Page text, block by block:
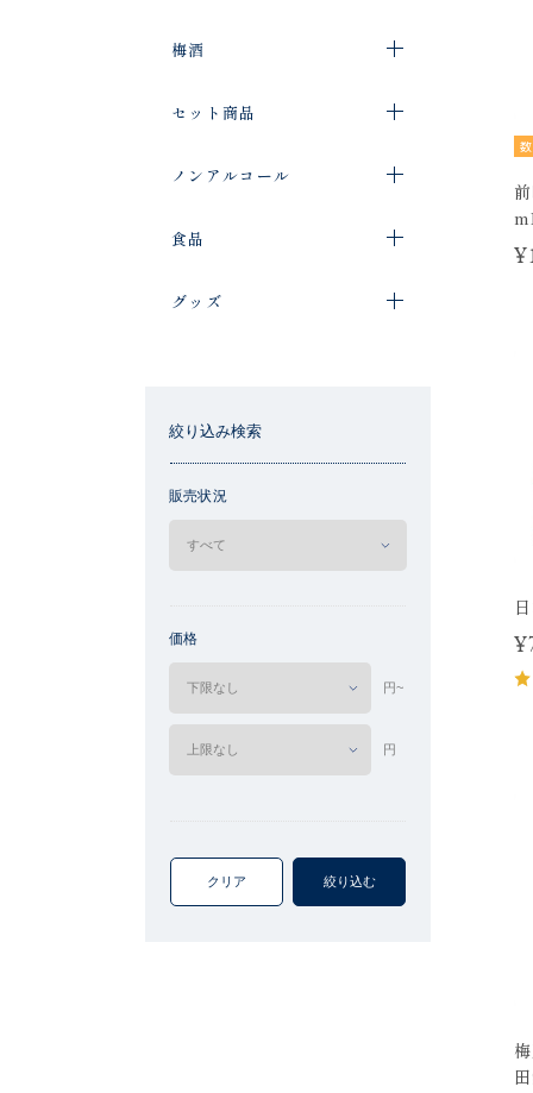
梅酒
セット商品
ノンアルコール
食品
グッズ
絞り込み検索
販売状況
価格
円~
円
クリア 絞り込む